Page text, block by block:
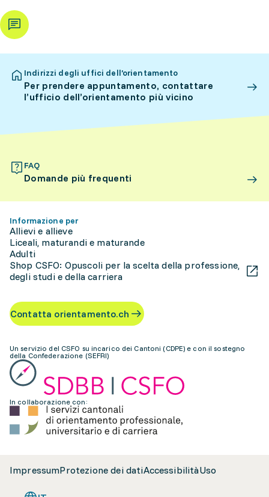
Indirizzi degli uffici dell’orientamento
Per prendere appuntamento, contattare
l’ufficio dell’orientamento più vicino
FAQ
Domande più frequenti
Informazione per
Allievi e allieve
Liceali, maturandi e maturande
Adulti
Shop CSFO: Opuscoli per la scelta della professione,
degli studi e della carriera
Contatta orientamento.ch
Un servizio del CSFO su incarico dei Cantoni (CDPE) e con il sostegno
della Confederazione (SEFRI)
In collaborazione con:
ImpressumProtezione dei datiAccessibilitàUso